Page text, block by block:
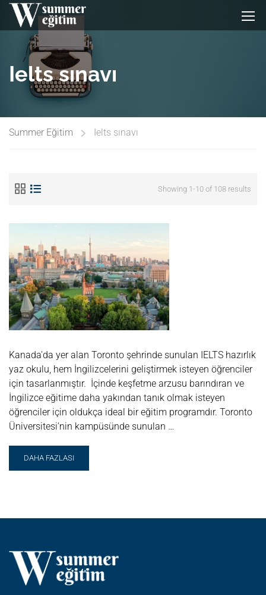
Ielts sınavı
Summer Eğitim Ielts sınavı
Showing 1-10 of 108 results
Kanada'da yer alan Toronto şehrinde sunulan IELTS hazırlık
yaz okulu, hem İngilizcelerini geliştirmek isteyen öğrenciler
için tasarlanmıştır. İçinde keşfetme arzusu barındıran ve
İngilizce eğitime daha yakından tanık olmak isteyen
öğrenciler için oldukça ideal bir eğitim programdır. Toronto
Üniversitesi’nin kampüsünde sunulan …
READ
MORE
TORONTO
PROGRAM
DAHA FAZLASI